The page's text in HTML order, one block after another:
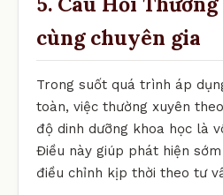
cùng chuyên gia
Trong suốt quá trình áp
toàn, việc thường xuyên
độ dinh dưỡng khoa học là
Điều này giúp phát hiện
điều chỉnh kịp thời theo tư